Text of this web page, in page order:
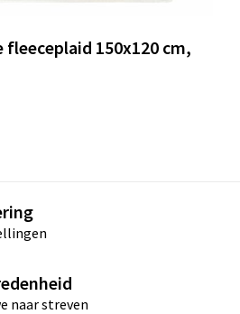
150x120 cm,
naar streven